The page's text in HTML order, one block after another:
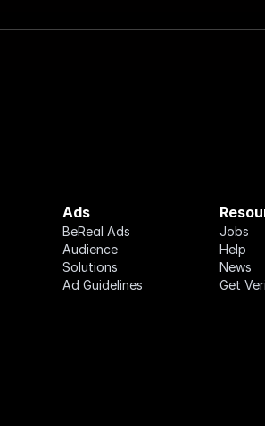
Ads
BeReal Ads
Audience
Solutions
Ad Guidelines
Jobs
Help
News
Get